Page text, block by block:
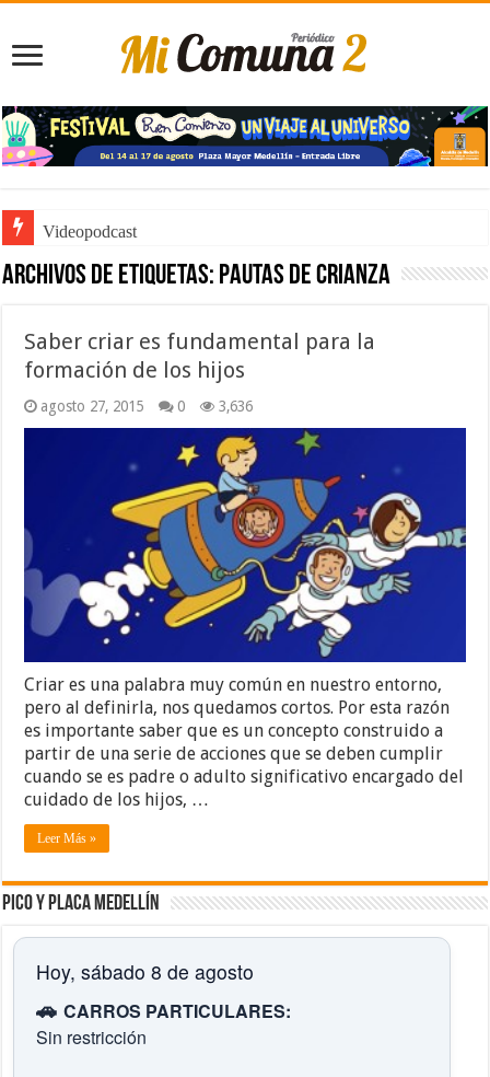
Videopodcast
Archivos de etiquetas: Pautas de Crianza
Saber criar es fundamental para la
formación de los hijos
agosto 27, 2015 0 3,636
Criar es una palabra muy común en nuestro entorno,
pero al definirla, nos quedamos cortos. Por esta razón
es importante saber que es un concepto construido a
partir de una serie de acciones que se deben cumplir
cuando se es padre o adulto significativo encargado del
cuidado de los hijos, …
Leer Más »
Pico y placa Medellín
Hoy, sábado 8 de agosto
🚗 CARROS PARTICULARES:
Sin restricción